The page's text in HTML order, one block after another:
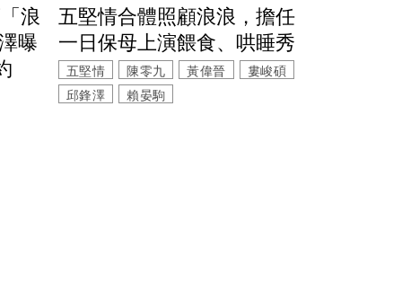
浪
曝
五堅情合體照顧浪浪，擔任
一日保母上演餵食、哄睡秀
五堅情 陳零九 黃偉晉
婁峻碩
邱鋒澤
賴晏駒